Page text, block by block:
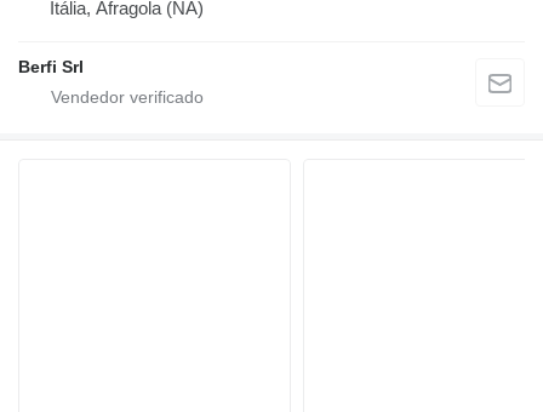
Itália, Afragola (NA)
Berfi Srl